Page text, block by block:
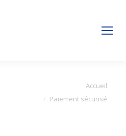
Accueil
Paiement sécurisé